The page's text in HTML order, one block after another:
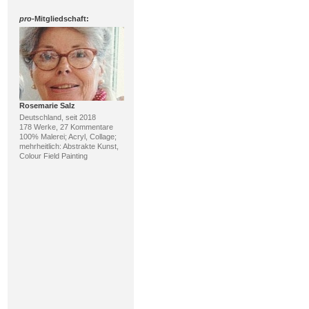
pro-Mitgliedschaft:
Rosemarie Salz
Deutschland, seit 2018
178 Werke, 27 Kommentare
100% Malerei; Acryl, Collage;
mehrheitlich: Abstrakte Kunst,
Colour Field Painting